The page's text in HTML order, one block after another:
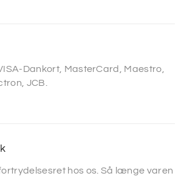
Dankort, MasterCard, Maestro,
JCB.
hos os. Så længe varen